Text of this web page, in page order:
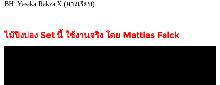
BH: Yasaka Rakza X (ยางเรียบ)
ไม้ปิงปอง Set นี้ ใช้งานจริง โดย Mattias Falck